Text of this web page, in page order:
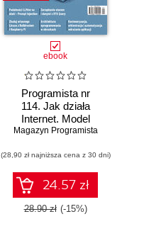
ebook
Programista nr
114. Jak działa
Internet. Model
OSI, warstwa
MAC i IP
Magazyn Programista
(28,90 zł najniższa cena z 30 dni)
24.57 zł
28.90 zł (-15%)